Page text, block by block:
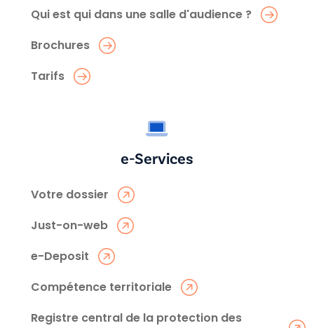
Qui est qui dans une salle d'audience ?
Brochures
Tarifs
e-Services
Votre dossier
Just-on-web
e-Deposit
Compétence territoriale
Registre central de la protection des